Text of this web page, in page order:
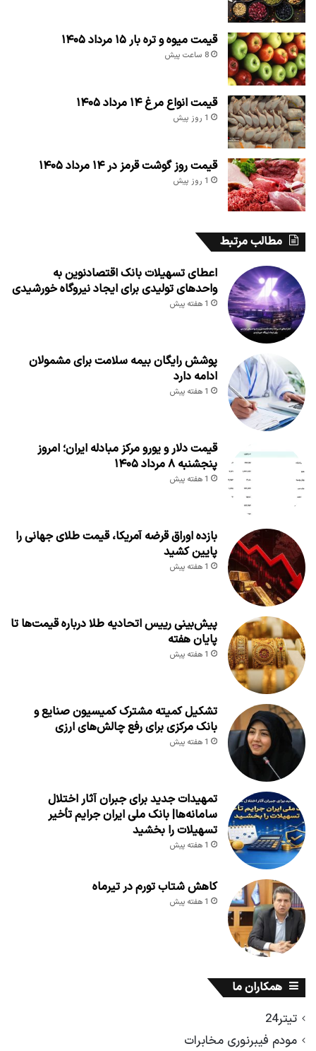
قیمت میوه و تره بار ۱۵ مرداد ۱۴۰۵
8 ساعت پیش
قیمت انواع مرغ ۱۴ مرداد ۱۴۰۵
1 روز پیش
قیمت روز گوشت قرمز در ۱۴ مرداد ۱۴۰۵
1 روز پیش
مطالب مرتبط
اعطای تسهیلات بانک اقتصادنوین به
واحدهای تولیدی برای ایجاد نیروگاه خورشیدی
1 هفته پیش
پوشش رایگان بیمه سلامت برای مشمولان
ادامه دارد
1 هفته پیش
قیمت دلار و یورو مرکز مبادله ایران؛ امروز
پنجشنبه ۸ مرداد ۱۴۰۵
1 هفته پیش
بازده اوراق قرضه آمریکا، قیمت طلای جهانی را
پایین کشید
1 هفته پیش
پیش‌بینی رییس اتحادیه طلا درباره قیمت‌ها تا
پایان هفته
1 هفته پیش
تشکیل کمیته مشترک کمیسیون صنایع و
بانک مرکزی برای رفع چالش‌های ارزی
1 هفته پیش
تمهیدات جدید برای جبران آثار اختلال
سامانه‌ها| بانک ملی ایران جرایم تأخیر
تسهیلات را بخشید
1 هفته پیش
کاهش شتاب تورم در تیرماه
1 هفته پیش
همکاران ما
تیتر24
مودم فیبرنوری مخابرات